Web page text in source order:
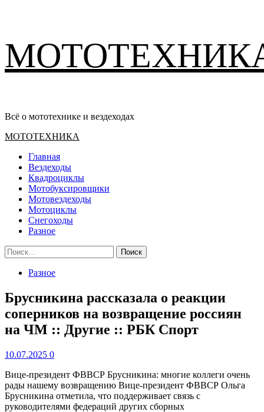
содержимому
Всё о мототехнике и вездеходах
Основное
МОТОТЕХНИКА
Главная
Вездеходы
Квадроциклы
Мотобуксировщики
Мотовездеходы
Мотоциклы
Снегоходы
Разное
Найти:
Разное
Брусникина рассказала о реакции
соперников на возвращение россиян
на ЧМ :: Другие :: РБК Спорт
10.07.2025 0
Вице‑президент ФВВСР Брусникина: многие коллеги очень
рады нашему возвращению Вице‑президент ФВВСР Ольга
Брусникина отметила, что поддерживает связь с
руководителями федераций других сборных